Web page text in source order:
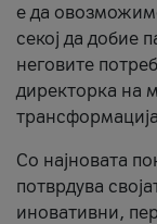
е да
секој да добие
неговите
директорка на
Со најновата
потврдува
иновативни,